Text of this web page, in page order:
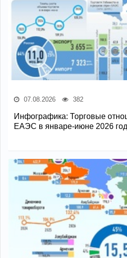
07.08.2026 382
Инфографика: Торговые
ЕАЭС в январе-июне 2026